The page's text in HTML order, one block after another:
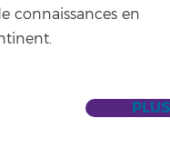
connaissances en